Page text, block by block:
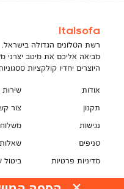
Italsofa
רשת הסלונים הגדולה בישראל,
מביאה אליכם את מיטב יצרני
היוצרים יחדיו קולקציות
אודות
תקנון
נגישות
סניפים
מדיניות פרטיות
שירות
צור
תקנון